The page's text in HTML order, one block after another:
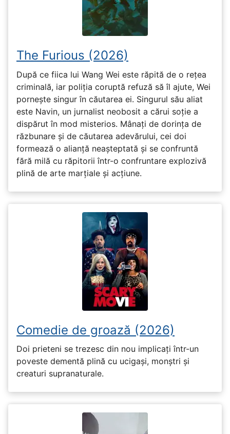
The Furious (2026)
După ce fiica lui Wang Wei este răpită de o rețea
criminală, iar poliția coruptă refuză să îl ajute, Wei
pornește singur în căutarea ei. Singurul său aliat
este Navin, un jurnalist neobosit a cărui soție a
dispărut în mod misterios. Mânați de dorința de
răzbunare și de căutarea adevărului, cei doi
formează o alianță neașteptată și se confruntă
fără milă cu răpitorii într-o confruntare explozivă
plină de arte marțiale și acțiune.
Comedie de groază (2026)
Doi prieteni se trezesc din nou implicați într-un
poveste dementă plină cu ucigași, monștri și
creaturi supranaturale.